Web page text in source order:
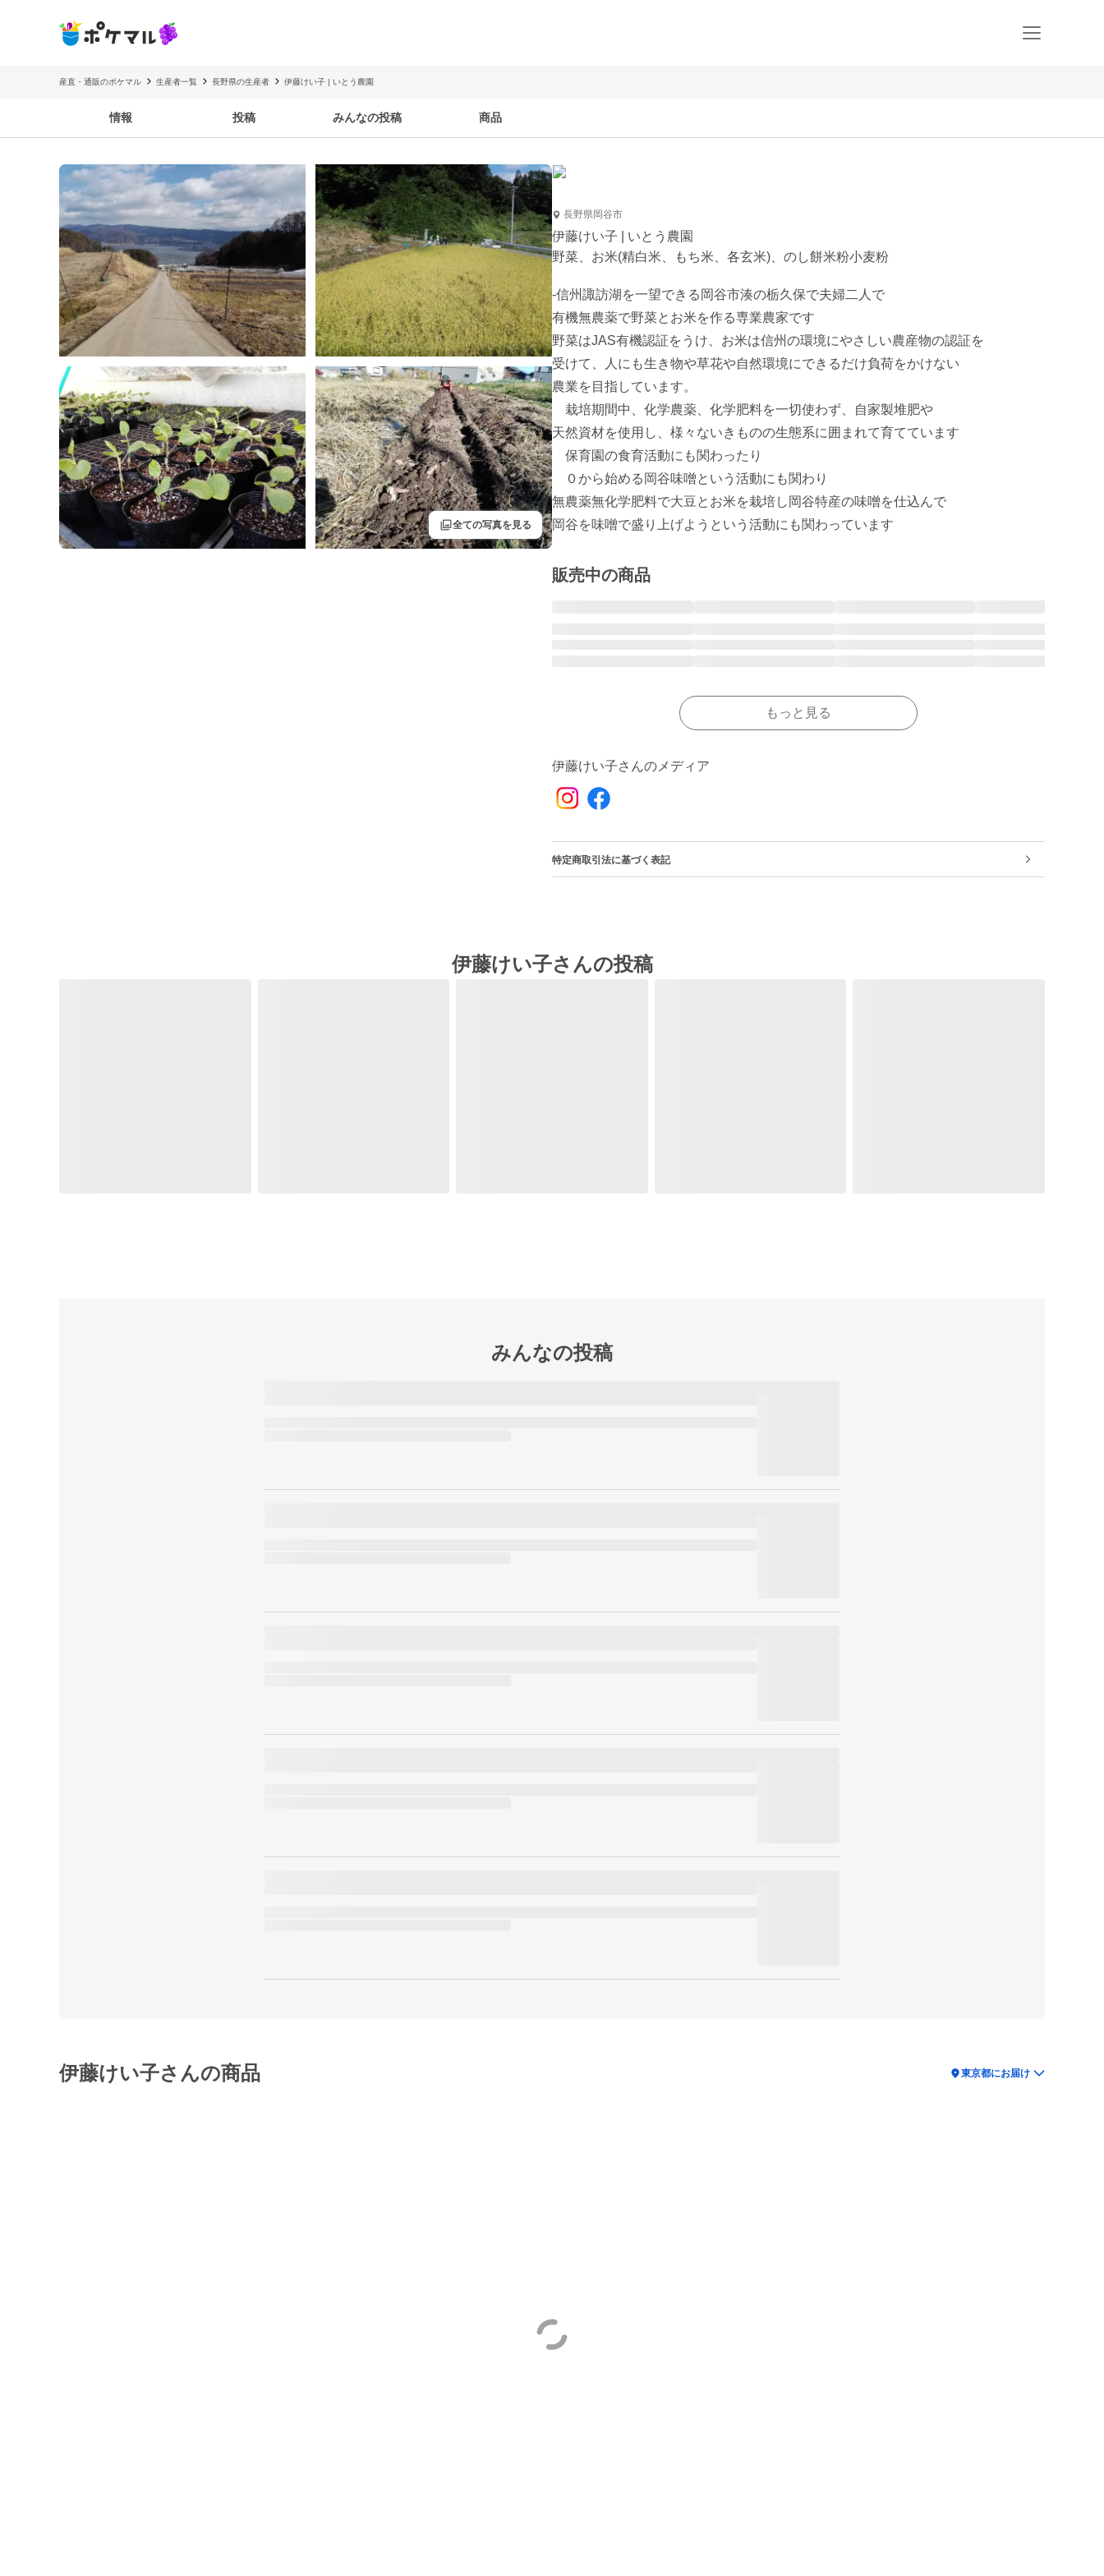
産直・通販のポケマル 生産者一覧 長野県の生産者 伊藤けい子 | いとう農園
情報 投稿 みんなの投稿 商品
filter全ての写真を見る
長野県岡谷市
伊藤けい子 | いとう農園
野菜、お米(精白米、もち米、各玄米)、のし餅米粉小麦粉
-信州諏訪湖を一望できる岡谷市湊の栃久保で夫婦二人で
有機無農薬で野菜とお米を作る専業農家です
野菜はJAS有機認証をうけ、お米は信州の環境にやさしい農産物の認証を
受けて、人にも生き物や草花や自然環境にできるだけ負荷をかけない
農業を目指しています。
栽培期間中、化学農薬、化学肥料を一切使わず、自家製堆肥や
天然資材を使用し、様々ないきものの生態系に囲まれて育てています
保育園の食育活動にも関わったり
０から始める岡谷味噌という活動にも関わり
無農薬無化学肥料で大豆とお米を栽培し岡谷特産の味噌を仕込んで
岡谷を味噌で盛り上げようという活動にも関わっています
販売中の商品
もっと見る
伊藤けい子さんのメディア
特定商取引法に基づく表記
伊藤けい子さんの投稿
みんなの投稿
伊藤けい子さんの商品 location_on東京都にお届け